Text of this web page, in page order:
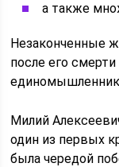
а также
Незаконченные
после его
Милий
один из первых
была чередой